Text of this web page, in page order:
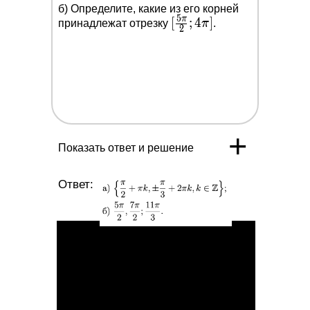
{6})-\cos
x=\sqrt{3}
б) Определите, какие из его корней
принадлежат отрезку
[\frac{5
2
5π ;4π .
Показать ответ и решение +
Ответ: